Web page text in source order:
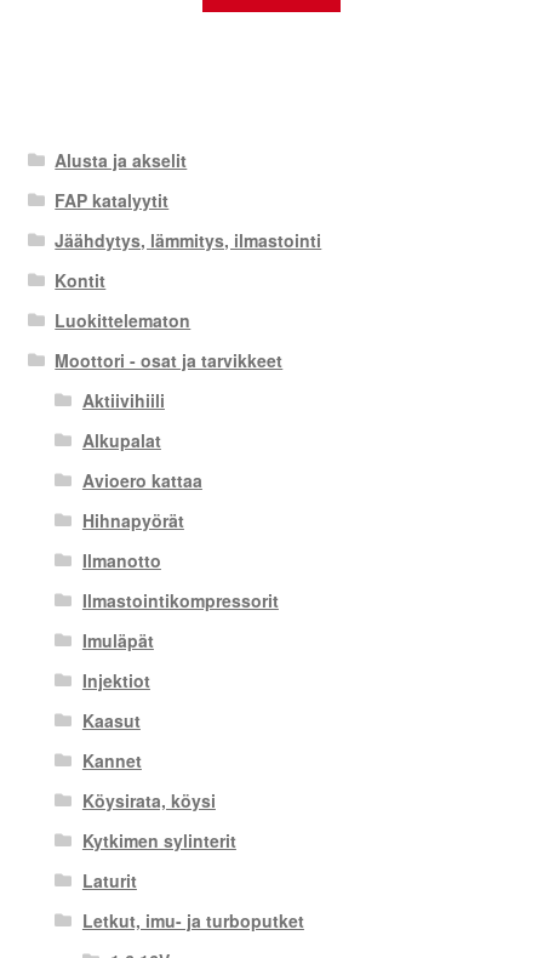
Alusta ja akselit
FAP katalyytit
Jäähdytys, lämmitys, ilmastointi
Kontit
Luokittelematon
Moottori - osat ja tarvikkeet
Aktiivihiili
Alkupalat
Avioero kattaa
Hihnapyörät
Ilmanotto
Ilmastointikompressorit
Imuläpät
Injektiot
Kaasut
Kannet
Köysirata, köysi
Kytkimen sylinterit
Laturit
Letkut, imu- ja turboputket